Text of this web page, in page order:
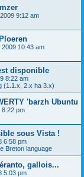
9:12 am
10:43 am
disponible
8:22 am
(1.1.x, 2.x ha 3.x)
'barzh Ubuntu
8:22 pm
sous Vista !
6:58 pm
Breton language
gallois...
5:03 pm